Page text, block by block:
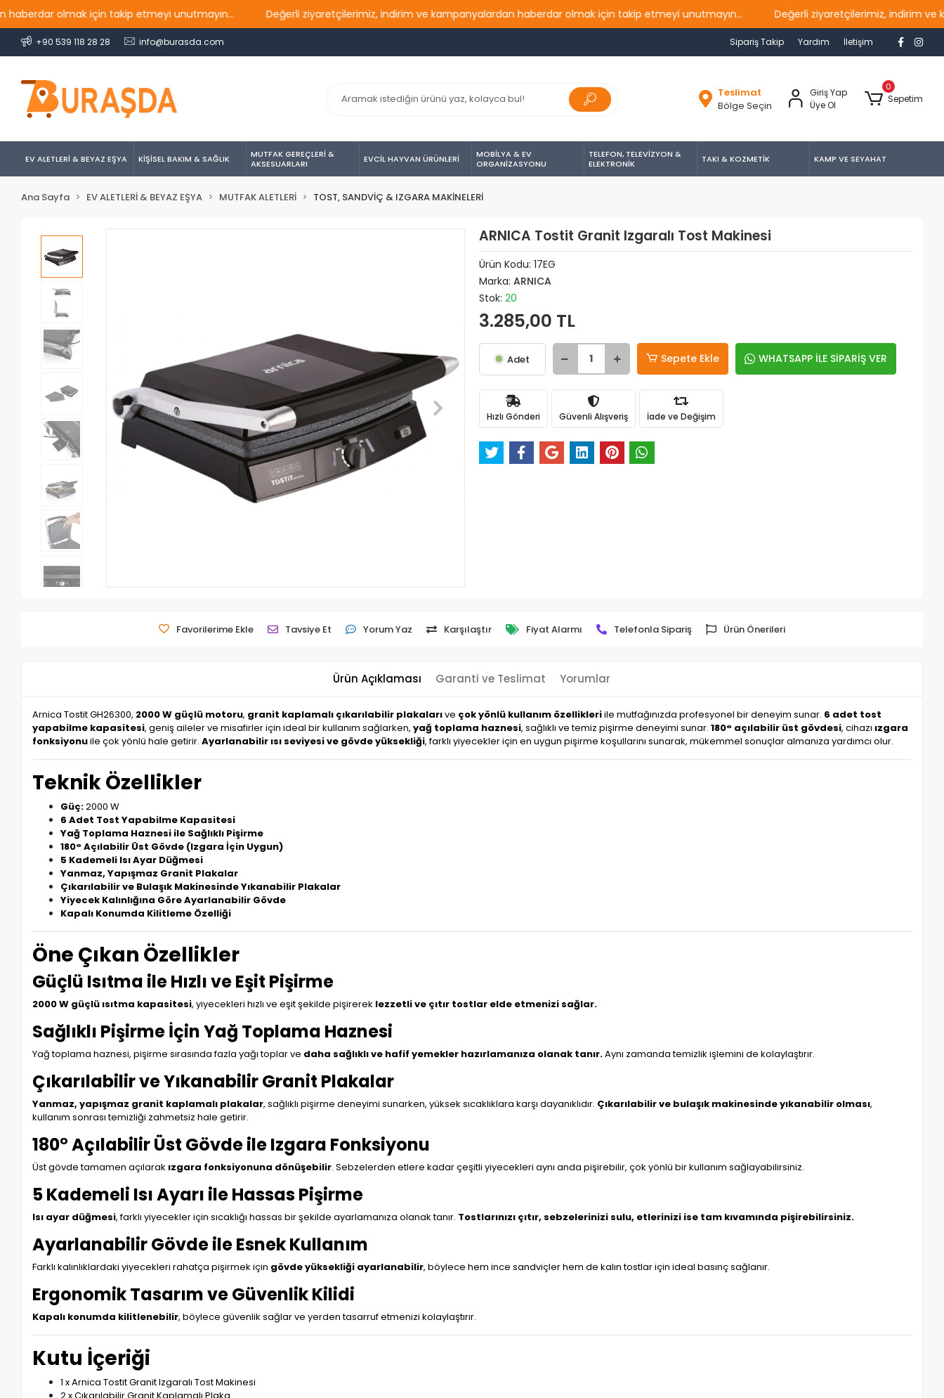
olmak için takip etmeyi unutmayın... Değerli ziyaretçilerimiz, indirim ve kampanyalardan haberdar olmak için takip etmeyi unutmayın... Değerli ziyaretçilerimiz, indirim ve
+90 539 118 28 28 info@burasda.com Sipariş Takip Yardım İletişim
Teslimat
Bölge Seçin
Giriş Yap
Üye Ol
0
Sepetim
EV ALETLERİ & BEYAZ EŞYA KİŞİSEL BAKIM & SAĞLIK
MUTFAK GEREÇLERİ &
AKSESUARLARI
EVCİL HAYVAN ÜRÜNLERİ
MOBİLYA & EV
ORGANİZASYONU
TELEFON, TELEVİZYON &
ELEKTRONİK
TAKI & KOZMETİK KAMP VE SEYAHAT
Ana Sayfa EV ALETLERİ & BEYAZ EŞYA MUTFAK ALETLERİ TOST, SANDVİÇ & IZGARA MAKİNELERİ
ARNICA Tostit Granit Izgaralı Tost Makinesi
Ürün Kodu: 17EG
Marka: ARNICA
Stok: 20
3.285,00 TL
Adet Sepete Ekle WHATSAPP İLE SİPARİŞ VER
Hızlı Gönderi Güvenli Alışveriş İade ve Değişim
Favorilerime Ekle Tavsiye Et Yorum Yaz Karşılaştır Fiyat Alarmı Telefonla Sipariş Ürün Önerileri
Ürün Açıklaması Garanti ve Teslimat Yorumlar
Arnica Tostit GH26300, 2000 W güçlü motoru, granit kaplamalı çıkarılabilir plakalarıve çok yönlü kullanım özellikleriile mutfağınızda profesyonel bir deneyim sunar. 6 adet tost
yapabilme kapasitesi, geniş aileler ve misafirler için ideal bir kullanım sağlarken,yağ toplama haznesi, sağlıklı ve temiz pişirme deneyimi sunar.180° açılabilir üst gövdesi, cihazı ızgara
fonksiyonuile çok yönlü hale getirir.Ayarlanabilir ısı seviyesi ve gövde yüksekliği, farklı yiyecekler için en uygun pişirme koşullarını sunarak, mükemmel sonuçlar almanıza yardımcı olur.
Teknik Özellikler
Güç:2000 W
6 Adet Tost Yapabilme Kapasitesi
Yağ Toplama Haznesi ile Sağlıklı Pişirme
180° Açılabilir Üst Gövde (Izgara İçin Uygun)
5 Kademeli Isı Ayar Düğmesi
Yanmaz, Yapışmaz Granit Plakalar
Çıkarılabilir ve Bulaşık Makinesinde Yıkanabilir Plakalar
Yiyecek Kalınlığına Göre Ayarlanabilir Gövde
Kapalı Konumda Kilitleme Özelliği
Öne Çıkan Özellikler
Güçlü Isıtma ile Hızlı ve Eşit Pişirme
2000 W güçlü ısıtma kapasitesi, yiyecekleri hızlı ve eşit şekilde pişirerek lezzetli ve çıtır tostlar elde etmenizi sağlar.
Sağlıklı Pişirme İçin Yağ Toplama Haznesi
Yağ toplama haznesi, pişirme sırasında fazla yağı toplar ve daha sağlıklı ve hafif yemekler hazırlamanıza olanak tanır.Aynı zamanda temizlik işlemini de kolaylaştırır.
Çıkarılabilir ve Yıkanabilir Granit Plakalar
Yanmaz, yapışmaz granit kaplamalı plakalar, sağlıklı pişirme deneyimi sunarken, yüksek sıcaklıklara karşı dayanıklıdır. Çıkarılabilir ve bulaşık makinesinde yıkanabilir olması,
kullanım sonrası temizliği zahmetsiz hale getirir.
180° Açılabilir Üst Gövde ile Izgara Fonksiyonu
Üst gövde tamamen açılarak ızgara fonksiyonuna dönüşebilir. Sebzelerden etlere kadar çeşitli yiyecekleri aynı anda pişirebilir, çok yönlü bir kullanım sağlayabilirsiniz.
5 Kademeli Isı Ayarı ile Hassas Pişirme
Isı ayar düğmesi, farklı yiyecekler için sıcaklığı hassas bir şekilde ayarlamanıza olanak tanır. Tostlarınızı çıtır, sebzelerinizi sulu, etlerinizi ise tam kıvamında pişirebilirsiniz.
Ayarlanabilir Gövde ile Esnek Kullanım
Farklı kalınlıklardaki yiyecekleri rahatça pişirmek için gövde yüksekliği ayarlanabilir, böylece hem ince sandviçler hem de kalın tostlar için ideal basınç sağlanır.
Ergonomik Tasarım ve Güvenlik Kilidi
Kapalı konumda kilitlenebilir, böylece güvenlik sağlar ve yerden tasarruf etmenizi kolaylaştırır.
Kutu İçeriği
1 x Arnica Tostit Granit Izgaralı Tost Makinesi
2 x Çıkarılabilir Granit Kaplamalı Plaka